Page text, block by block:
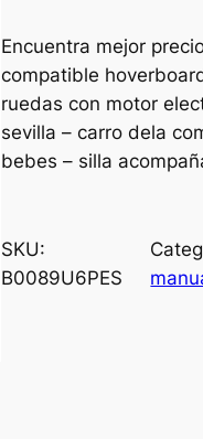
Encuentra mejor
compatible
ruedas con motor
sevilla – carro dela
bebes – silla
SKU:
B0089U6PES